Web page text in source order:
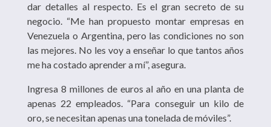
dar detalles al respecto. Es el gran secreto de su
negocio. “Me han propuesto montar empresas en
Venezuela o Argentina, pero las condiciones no son
las mejores. No les voy a enseñar lo que tantos años
me ha costado aprender a mí”, asegura.
Ingresa 8 millones de euros al año en una planta de
apenas 22 empleados. “Para conseguir un kilo de
oro, se necesitan apenas una tonelada de móviles”.